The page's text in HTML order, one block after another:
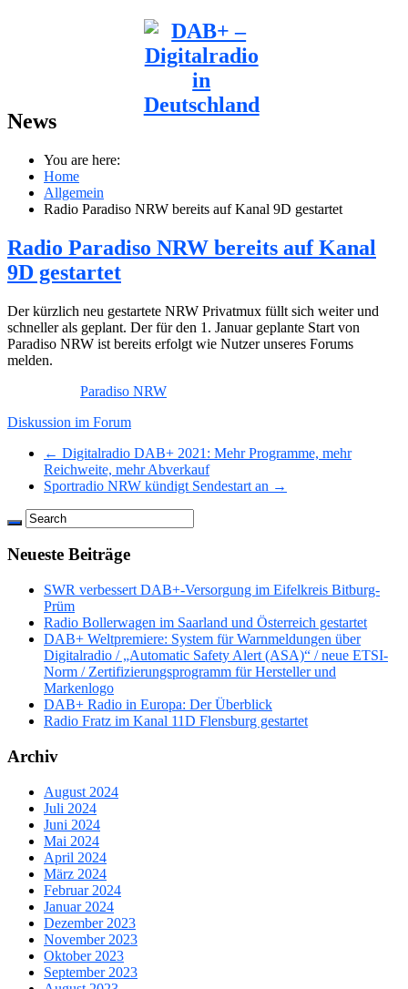
News
You are here:
Home
Allgemein
Radio Paradiso NRW bereits auf Kanal 9D gestartet
Radio Paradiso NRW bereits auf Kanal
9D gestartet
Der kürzlich neu gestartete NRW Privatmux füllt sich weiter und
schneller als geplant. Der für den 1. Januar geplante Start von
Paradiso NRW ist bereits erfolgt wie Nutzer unseres Forums
melden.
Paradiso NRW
Diskussion im Forum
← Digitalradio DAB+ 2021: Mehr Programme, mehr
Reichweite, mehr Abverkauf
Sportradio NRW kündigt Sendestart an →
Neueste Beiträge
SWR verbessert DAB+-Versorgung im Eifelkreis Bitburg-
Prüm
Radio Bollerwagen im Saarland und Österreich gestartet
DAB+ Weltpremiere: System für Warnmeldungen über
Digitalradio / „Automatic Safety Alert (ASA)“ / neue ETSI-
Norm / Zertifizierungsprogramm für Hersteller und
Markenlogo
DAB+ Radio in Europa: Der Überblick
Radio Fratz im Kanal 11D Flensburg gestartet
Archiv
August 2024
Juli 2024
Juni 2024
Mai 2024
April 2024
März 2024
Februar 2024
Januar 2024
Dezember 2023
November 2023
Oktober 2023
September 2023